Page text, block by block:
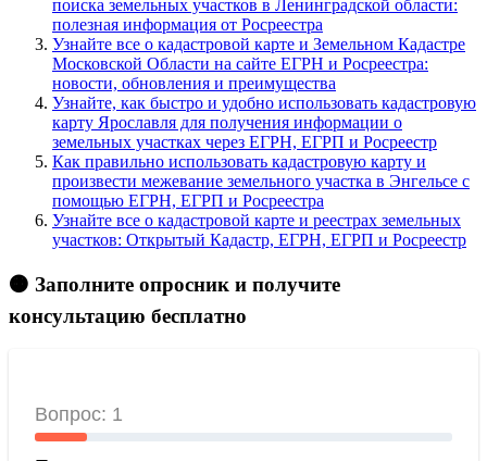
поиска земельных участков в Ленинградской области:
полезная информация от Росреестра
Узнайте все о кадастровой карте и Земельном Кадастре
Московской Области на сайте ЕГРН и Росреестра:
новости, обновления и преимущества
Узнайте, как быстро и удобно использовать кадастровую
карту Ярославля для получения информации о
земельных участках через ЕГРН, ЕГРП и Росреестр
Как правильно использовать кадастровую карту и
произвести межевание земельного участка в Энгельсе с
помощью ЕГРН, ЕГРП и Росреестра
Узнайте все о кадастровой карте и реестрах земельных
участков: Открытый Кадастр, ЕГРН, ЕГРП и Росреестр
🟠 Заполните опросник и получите
консультацию бесплатно